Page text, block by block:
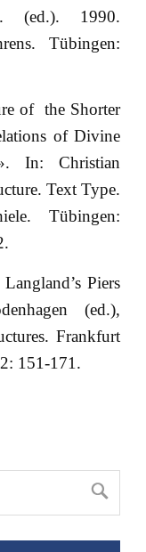
(ed.). 1990.
Tübingen:
of the Shorter
of Divine
In: Christian
Text Type.
Tübingen:
Piers
(ed.),
Frankfurt
151-171.